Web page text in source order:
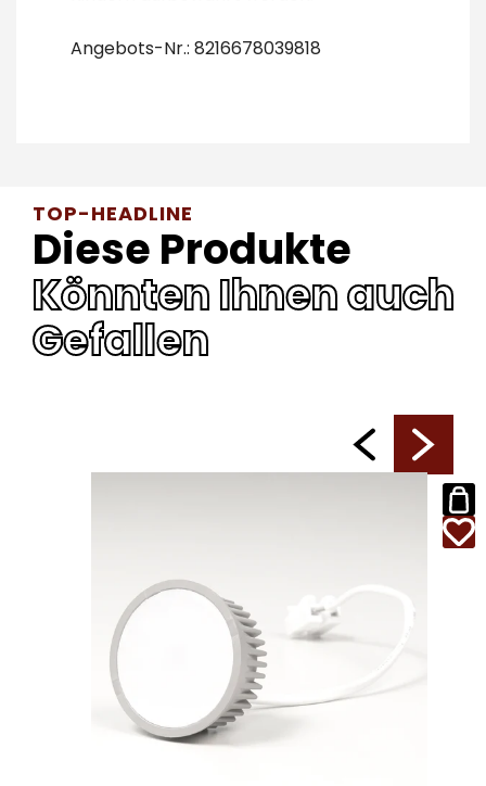
Angebots-Nr.: 8216678039818
TOP-HEADLINE
Diese Produkte
Könnten Ihnen auch
Gefallen